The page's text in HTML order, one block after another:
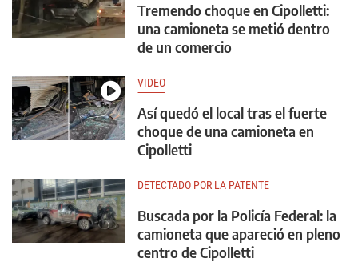
Tremendo choque en Cipolletti:
una camioneta se metió dentro
de un comercio
VIDEO
Así quedó el local tras el fuerte
choque de una camioneta en
Cipolletti
DETECTADO POR LA PATENTE
Buscada por la Policía Federal: la
camioneta que apareció en pleno
centro de Cipolletti